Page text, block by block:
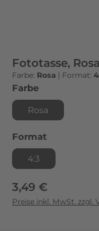
Fototasse, Rosa
Farbe: Rosa | Format:
Farbeauswählen
Rosa
Formatauswählen
4:3
Regulärer Preis:
3,49 €
Preise inkl. MwSt. zzgl.